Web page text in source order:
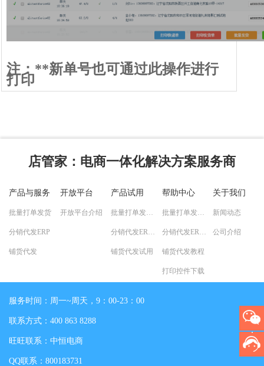
注：**新单号也可通过此操作进行
打印
店管家 ：电商一体化解决方案服务商
产品与服务
批量打单发货
分销代发ERP
铺货代发
开放平台
开放平台介绍
产品试用
铺货代发试用
帮助中心
批量打单发货教程
铺货代发教程
打印控件下载
关于我们
新闻动态
公司介绍
服务时间：周一~周天，9：00-23：00
联系方式：400 863 8288
旺旺联系：中恒电商
QQ联系：800183731